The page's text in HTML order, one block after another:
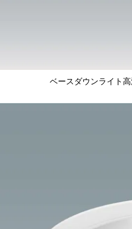
ベースダウンライト